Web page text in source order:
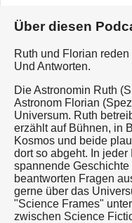
Über diesen
Ruth und Florian
Und Antworten.
Die Astronomin Ruth
Astronom Florian
Universum. Ruth
erzählt auf Bühnen, in
Kosmos und beide
dort so abgeht. In
spannende
beantworten Fragen
gerne über das
"Science Frames"
zwischen Science